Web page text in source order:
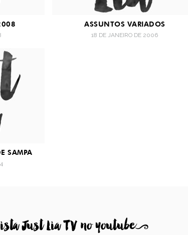
ASSUNTOS VARIADOS
18 DE JANEIRO DE 2006
SAMPA
Just Lia TV no youtube9